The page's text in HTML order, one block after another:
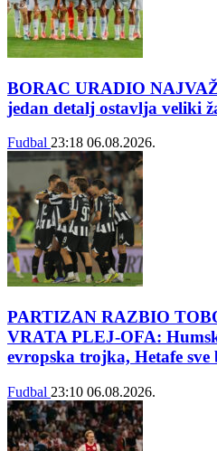
BORAC URADIO
jedan detalj ostavlja veliki
Fudbal 23:18 06.08.2026.
PARTIZAN RAZBIO
VRATA PLEJ-OFA:
evropska trojka, Hetafe sve
Fudbal 23:10 06.08.2026.